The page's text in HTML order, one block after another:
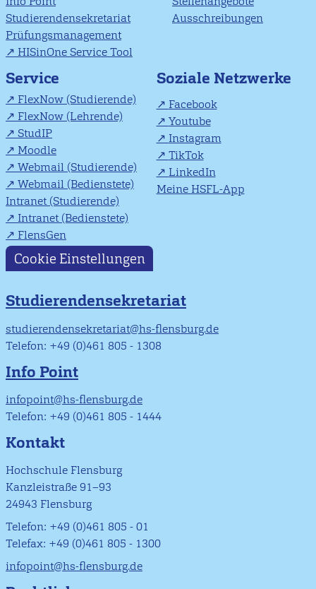
Studierendensekretariat
Prüfungsmanagement
HISinOne Service Tool
Ausschreibungen
Service
FlexNow (Studierende)
FlexNow (Lehrende)
StudIP
Moodle
Webmail (Studierende)
Webmail (Bedienstete)
Intranet (Studierende)
Intranet (Bedienstete)
FlensGen
Soziale Netzwerke
Facebook
Youtube
Instagram
TikTok
LinkedIn
Meine HSFL-App
Cookie Einstellungen
Studierendensekretariat
studierendensekretariat@hs-flensburg.de
Telefon: +49 (0)461 805 - 1308
Info Point
infopoint@hs-flensburg.de
Telefon: +49 (0)461 805 - 1444
Kontakt
Hochschule Flensburg
Kanzleistraße 91–93
24943 Flensburg
Telefon: +49 (0)461 805 - 01
Telefax: +49 (0)461 805 - 1300
infopoint@hs-flensburg.de